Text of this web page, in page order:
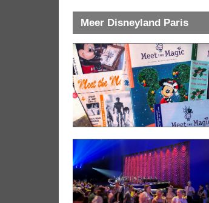
Meer Disneyland Paris